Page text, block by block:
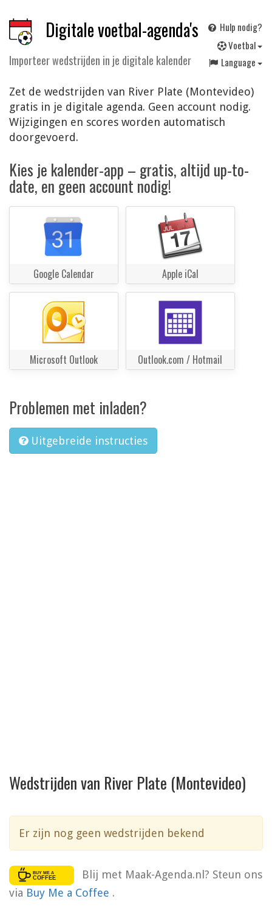
Digitale voetbal-agenda's
Importeer wedstrijden in je digitale kalender
Hulp nodig?
Voetbal
Language
Zet de wedstrijden van River Plate (Montevideo)
gratis in je digitale agenda. Geen account nodig.
Wijzigingen en scores worden automatisch
doorgevoerd.
Kies je kalender-app – gratis, altijd up-to-
date, en geen account nodig!
Google Calendar Apple iCal
Microsoft Outlook Outlook.com / Hotmail
Problemen met inladen?
Uitgebreide instructies
Wedstrijden van River Plate (Montevideo)
Er zijn nog geen wedstrijden bekend
Blij met Maak-Agenda.nl? Steun ons
via Buy Me a Coffee .